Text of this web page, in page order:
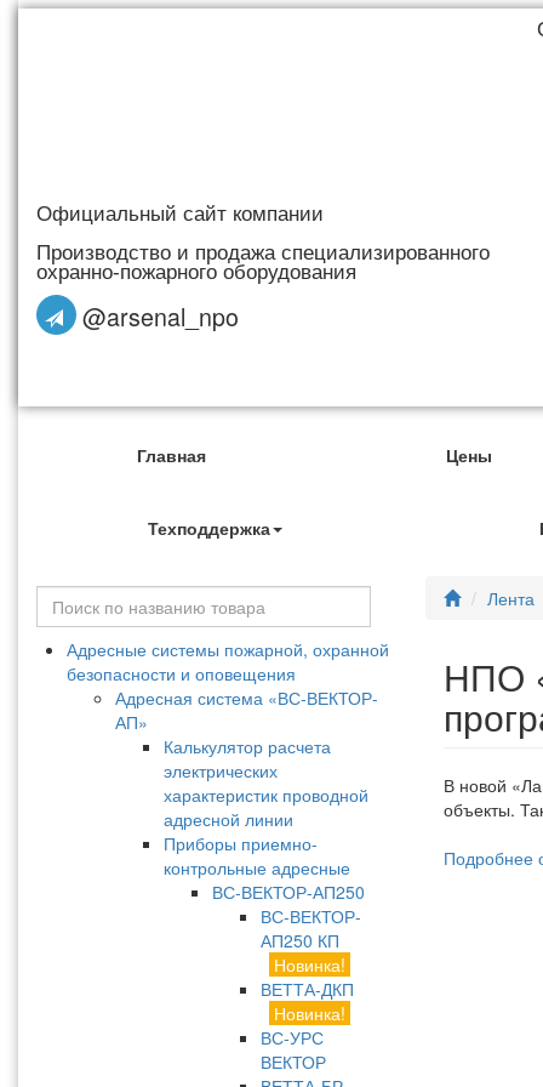
Официальный сайт компании
Производство и продажа специализированного
охранно-пожарного оборудования
@arsenal_npo
Главная Цены
Техподдержка
Адресные системы пожарной, охранной
безопасности и оповещения
Адресная система «ВС-ВЕКТОР-
АП»
Калькулятор расчета
электрических
характеристик проводной
адресной линии
Приборы приемно-
контрольные адресные
ВС-ВЕКТОР-АП250
ВС-ВЕКТОР-
АП250 КП
Новинка!
ВЕТТА-ДКП
Новинка!
ВС-УРС
ВЕКТОР
Лента
НПО
В новой
объекты.
Подробнее